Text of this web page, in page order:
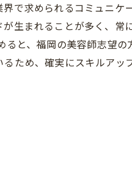
で求められるコミュニ
生まれることが多く、
ると、福岡の美容師志望
ため、確実にスキルア